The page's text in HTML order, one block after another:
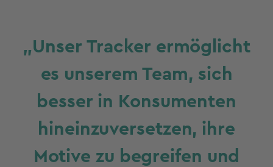
„Unser Tracker ermöglicht
es unserem Team, sich
besser in Konsumenten
hineinzuversetzen, ihre
Motive zu begreifen und